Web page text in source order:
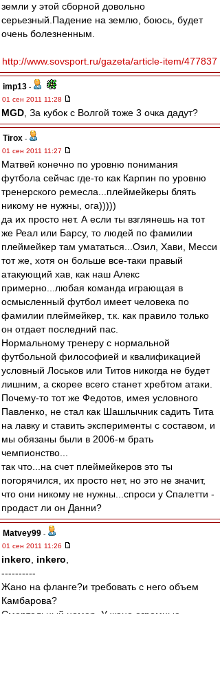
земли у этой сборной довольно
серьезный.Падение на землю, боюсь, будет
очень болезненным.
http://www.sovsport.ru/gazeta/article-item/477837
imp13 -
01 сен 2011 11:28
MGD , За кубок с Волгой тоже 3 очка дадут?
Tirox -
01 сен 2011 11:27
Матвей конечно по уровню понимания
футбола сейчас где-то как Карпин по уровню
тренерского ремесла...плеймейкеры блять
никому не нужны, ога)))))
да их просто нет. А если ты взглянешь на тот
же Реал или Барсу, то людей по фамилии
плеймейкер там умататься...Озил, Хави, Месси
тот же, хотя он больше все-таки правый
атакующий хав, как наш Алекс
примерно...любая команда играющая в
осмысленный футбол имеет человека по
фамилии плеймейкер, т.к. как правило только
он отдает последний пас.
Нормальному тренеру с нормальной
футбольной философией и квалификацией
условный Лоськов или Титов никогда не будет
лишним, а скорее всего станет хребтом атаки.
Почему-то тот же Федотов, имея условного
Павленко, не стал как Шашлычник садить Тита
на лавку и ставить эксперименты с составом, и
мы обязаны были в 2006-м брать
чемпионство...
так что...на счет плеймейкеров это ты
погорячился, их просто нет, но это не значит,
что они никому не нужны...спроси у Спалетти -
продаст ли он Данни?
Matvey99 -
01 сен 2011 11:26
inkero inkero
----------
Жано на фланге?и требовать с него объем
Камбарова?
Смертельный номер. У жано огромные